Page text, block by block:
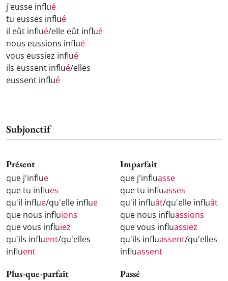
j'eusse influé
tu eusses influé
il eût influé/elle eût influé
nous eussions influé
vous eussiez influé
ils eussent influé/elles
eussent influé
Subjonctif
Présent
que j'influe
que tu influes
qu'il influe/qu'elle influe
que nous influions
que vous influiez
qu'ils influent/qu'elles
influent
Imparfait
que j'influasse
que tu influasses
qu'il influât/qu'elle influât
que nous influassions
que vous influassiez
qu'ils influassent/qu'elles
influassent
Plus-que-parfait Passé